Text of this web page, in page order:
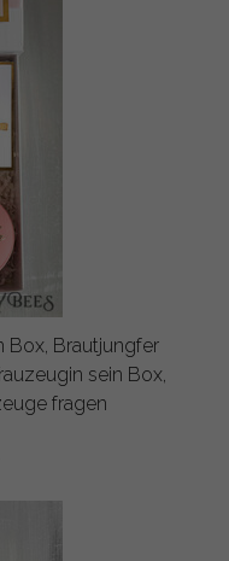
Box, Brautjungfer
sein Box,
fragen